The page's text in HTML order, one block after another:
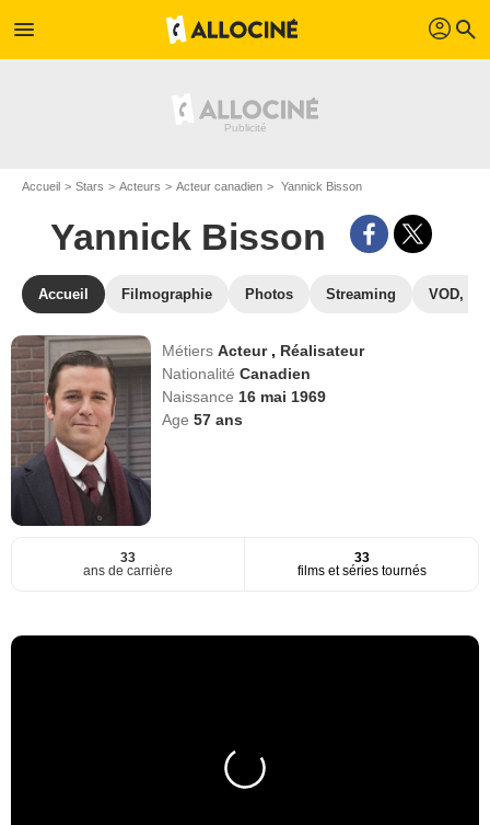
menu profil search
Accueil Stars Acteurs Acteur canadien Yannick Bisson
Yannick Bisson
Accueil Filmographie Photos Streaming VOD,
MétiersActeur , Réalisateur
NationalitéCanadien
Naissance 16 mai 1969
Age57 ans
33
ans de carrière
33
films et séries tournés